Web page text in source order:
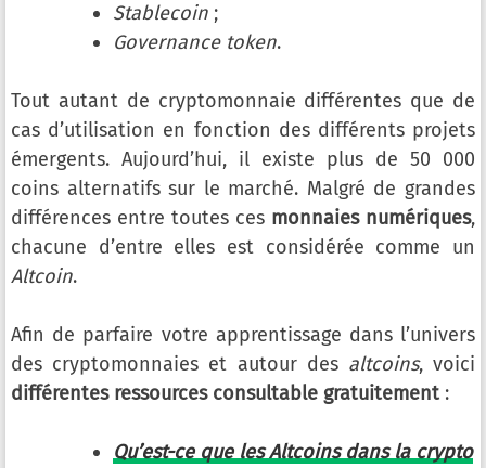
Stablecoin ;
Governance token.
Tout autant de cryptomonnaie différentes que de
cas d’utilisation en fonction des différents projets
émergents. Aujourd’hui, il existe plus de 50 000
coins alternatifs sur le marché. Malgré de grandes
différences entre toutes ces monnaies numériques,
chacune d’entre elles est considérée comme un
Altcoin.
Afin de parfaire votre apprentissage dans l’univers
des cryptomonnaies et autour des altcoins, voici
différentes ressources consultable gratuitement :
Qu’est-ce que les Altcoins dans la crypto